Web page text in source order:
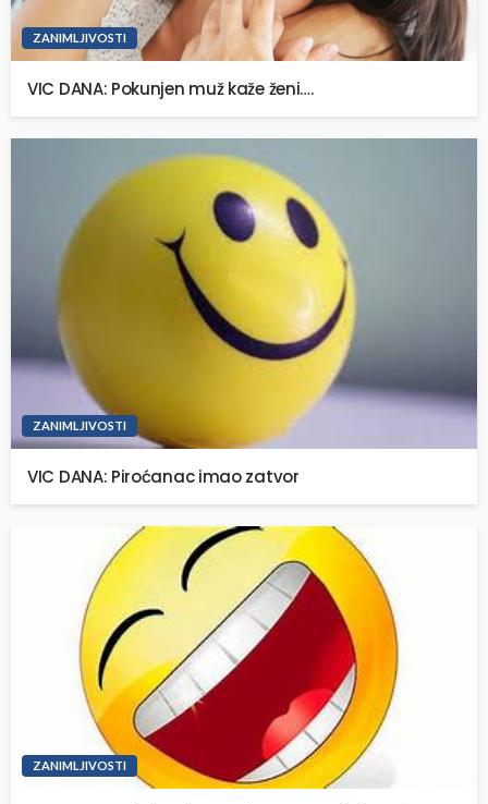
ZANIMLJIVOSTI
VIC DANA: Pokunjen muž kaže ženi….
ZANIMLJIVOSTI
VIC DANA: Piroćanac imao zatvor
ZANIMLJIVOSTI